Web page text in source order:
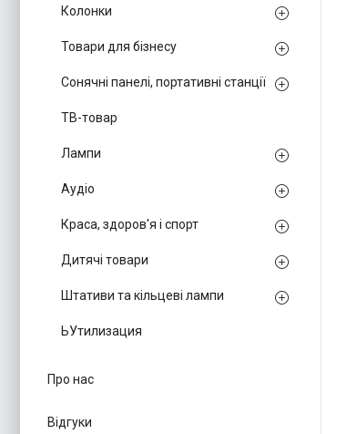
Колонки
Товари для бізнесу
Сонячні панелі, портативні станції
ТВ-товар
Лампи
Аудіо
Краса, здоров'я і спорт
Дитячі товари
Штативи та кільцеві лампи
ЬУтилизация
Про нас
Відгуки